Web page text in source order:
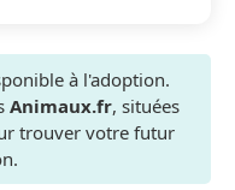
à l'adoption.
Animaux.fr, situées
trouver votre futur